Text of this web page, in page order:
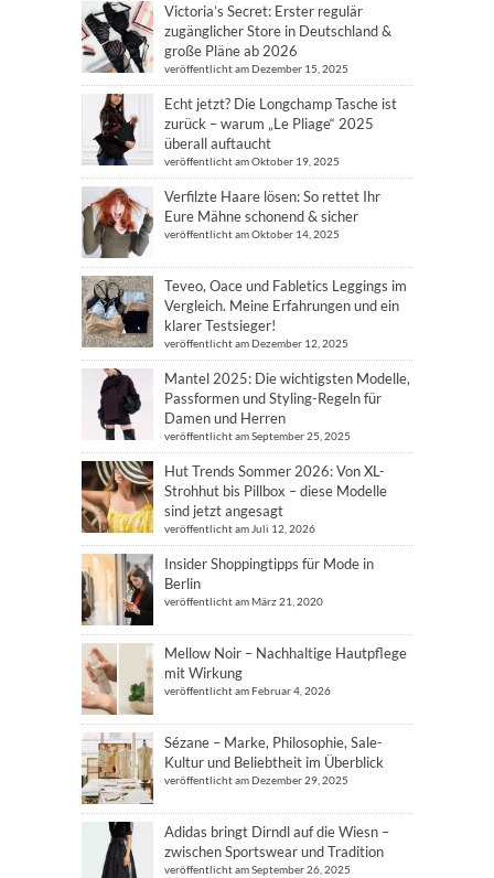
Victoria’s Secret: Erster regulär
zugänglicher Store in Deutschland &
große Pläne ab 2026
veröffentlicht am Dezember 15, 2025
Echt jetzt? Die Longchamp Tasche ist
zurück – warum „Le Pliage“ 2025
überall auftaucht
veröffentlicht am Oktober 19, 2025
Verfilzte Haare lösen: So rettet Ihr
Eure Mähne schonend & sicher
veröffentlicht am Oktober 14, 2025
Teveo, Oace und Fabletics Leggings im
Vergleich. Meine Erfahrungen und ein
klarer Testsieger!
veröffentlicht am Dezember 12, 2025
Mantel 2025: Die wichtigsten Modelle,
Passformen und Styling-Regeln für
Damen und Herren
veröffentlicht am September 25, 2025
Hut Trends Sommer 2026: Von XL-
Strohhut bis Pillbox – diese Modelle
sind jetzt angesagt
veröffentlicht am Juli 12, 2026
Insider Shoppingtipps für Mode in
Berlin
veröffentlicht am März 21, 2020
Mellow Noir – Nachhaltige Hautpflege
mit Wirkung
veröffentlicht am Februar 4, 2026
Sézane – Marke, Philosophie, Sale-
Kultur und Beliebtheit im Überblick
veröffentlicht am Dezember 29, 2025
Adidas bringt Dirndl auf die Wiesn –
zwischen Sportswear und Tradition
veröffentlicht am September 26, 2025